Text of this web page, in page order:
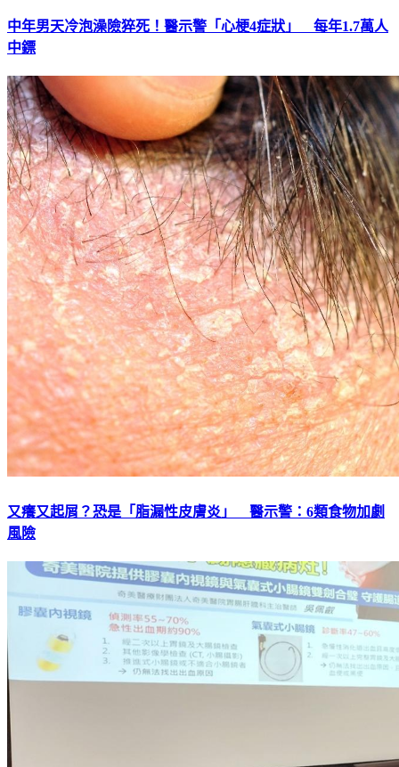
中年男天冷泡澡險猝死！醫示警「心梗4症狀」 每年1.7萬人
中鏢
又癢又起屑？恐是「脂漏性皮膚炎」 醫示警：6類食物加劇
風險